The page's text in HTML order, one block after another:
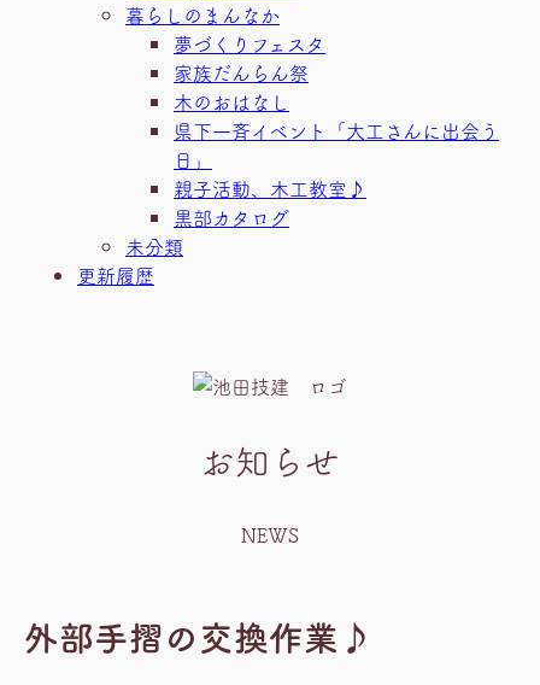
暮らしのまんなか
夢づくりフェスタ
家族だんらん祭
木のおはなし
県下一斉イベント「大工さんに出会う
日」
親子活動、木工教室♪
黒部カタログ
未分類
更新履歴
お知らせ
NEWS
外部手摺の交換作業♪